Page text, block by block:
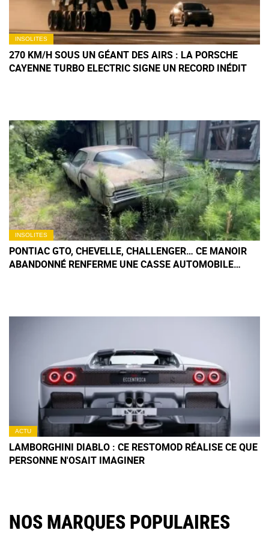
INSOLITES
270 KM/H SOUS UN GÉANT DES AIRS : LA PORSCHE
CAYENNE TURBO ELECTRIC SIGNE UN RECORD INÉDIT
INSOLITES
PONTIAC GTO, CHEVELLE, CHALLENGER… CE MANOIR
ABANDONNÉ RENFERME UNE CASSE AUTOMOBILE
ACTU
LAMBORGHINI DIABLO : CE RESTOMOD RÉALISE CE QUE
PERSONNE N'OSAIT IMAGINER
NOS MARQUES POPULAIRES